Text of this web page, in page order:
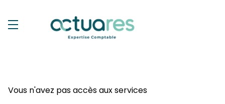
Vous n'avez pas accès aux services